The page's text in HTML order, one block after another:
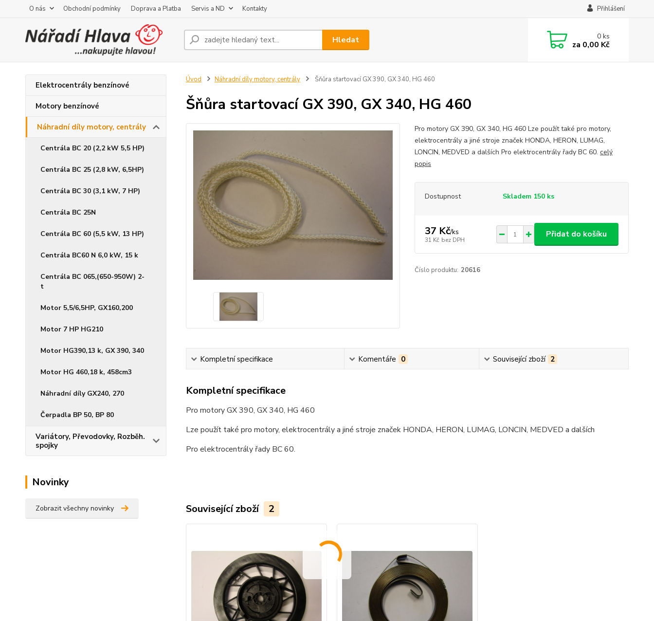
O nás Obchodní podmínky Doprava a Platba Servis a ND Kontakty Přihlášení
Hledat 0ks
za 0,00 Kč
Elektrocentrály benzínové
Motory benzínové
Náhradní díly motory, centrály
Centrála BC 20 (2,2 kW 5,5 HP)
Centrála BC 25 (2,8 kW, 6,5HP)
Centrála BC 30 (3,1 kW, 7 HP)
Centrála BC 25N
Centrála BC 60 (5,5 kW, 13 HP)
Centrála BC60 N 6,0 kW, 15 k
Centrála BC 065,(650-950W) 2-
t
Motor 5,5/6,5HP, GX160,200
Motor 7 HP HG210
Motor HG390,13 k, GX 390, 340
Motor HG 460,18 k, 458cm3
Náhradní díly GX240, 270
Čerpadla BP 50, BP 80
Variátory, Převodovky, Rozběh.
spojky
Novinky
Zobrazit všechny novinky
Úvod Náhradní díly motory, centrály Šňůra startovací GX 390, GX 340, HG 460
Šňůra startovací GX 390, GX 340, HG 460
Pro motory GX 390, GX 340, HG 460 Lze použít také pro motory,
elektrocentrály a jiné stroje značek HONDA, HERON, LUMAG,
LONCIN, MEDVED a dalších Pro elektrocentrály řady BC 60. celý
popis
Dostupnost Skladem 150 ks
37 Kč/ks
31 Kč bez DPH
Přidat do košíku
Číslo produktu: 20616
Kompletní specifikace Komentáře 0 Související zboží 2
Kompletní specifikace
Pro motory GX 390, GX 340, HG 460
Lze použít také pro motory, elektrocentrály a jiné stroje značek HONDA, HERON, LUMAG, LONCIN, MEDVED a dalších
Pro elektrocentrály řady BC 60.
Související zboží 2